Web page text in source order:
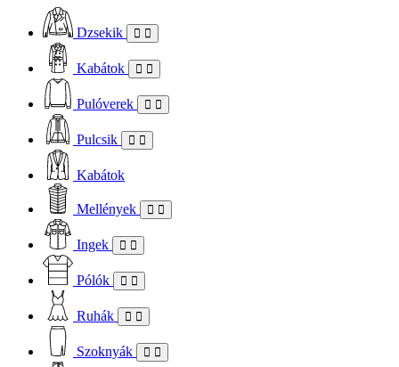
Dzsekik
Kabátok
Pulóverek
Pulcsik
Kabátok
Mellények
Ingek
Pólók
Ruhák
Szoknyák